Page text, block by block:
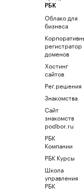
РБК
Облако для
бизнеса
регистратор
доменов
Хостинг
сайтов
Рег.решения
Знакомства
Сайт
знакомств
podbor.ru
РБК
Компании
РБК Курсы
Школа
управления
РБК